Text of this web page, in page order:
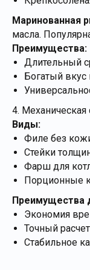
Маринованная
масла.
Преимущества:
Длительный
Богатый вкус
4. Механическая
Виды:
Филе без
Стейки
Фарш для
Порционные
Преимущества
Экономия
Точный
Стабильное